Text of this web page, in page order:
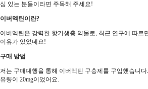
심 있는 분들이라면 주목해 주세요!
이버멕틴이란?
이버멕틴은 강력한 항기생충 약물로, 최근 연구에 따
이유가 있었네요!
구매 방법
저는 구매대행을 통해 이버멕틴 구충제를 구입했습니
유량이 20mg이었어요.